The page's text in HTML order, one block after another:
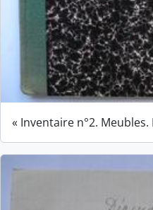
« Inventaire n°2. Meubles.